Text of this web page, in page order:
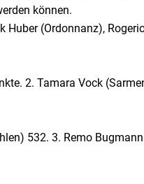
können.
(Ordonnanz),
2. Tamara Vock
532. 3. Remo